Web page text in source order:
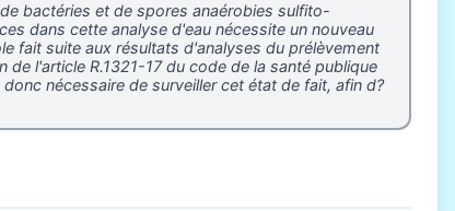
bactéries et de spores anaérobies sulfito-
dans cette analyse d'eau nécessite un nouveau
fait suite aux résultats d'analyses du prélèvement
l'article R.1321-17 du code de la santé publique
nécessaire de surveiller cet état de fait, afin d?